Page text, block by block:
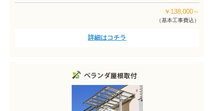
￥138,000～
（基本工事費込）
詳細はコチラ